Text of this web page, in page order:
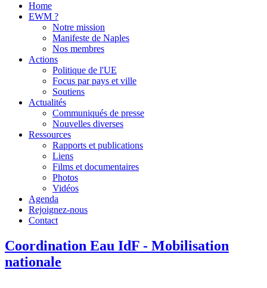
Home
EWM ?
Notre mission
Manifeste de Naples
Nos membres
Actions
Politique de l'UE
Focus par pays et ville
Soutiens
Actualités
Communiqués de presse
Nouvelles diverses
Ressources
Rapports et publications
Liens
Films et documentaires
Photos
Vidéos
Agenda
Rejoignez-nous
Contact
Coordination Eau IdF - Mobilisation
nationale